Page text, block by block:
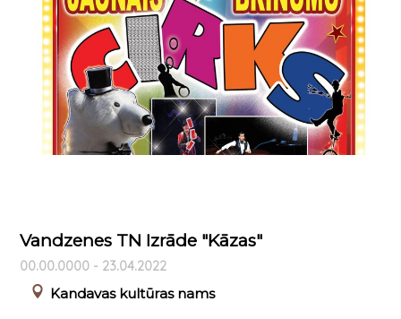
Vandzenes TN Izrāde "Kāzas"
00.00.0000 - 23.04.2022
Kandavas kultūras nams